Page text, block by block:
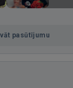
pasūtījumu